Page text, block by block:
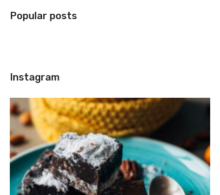
Popular posts
Instagram